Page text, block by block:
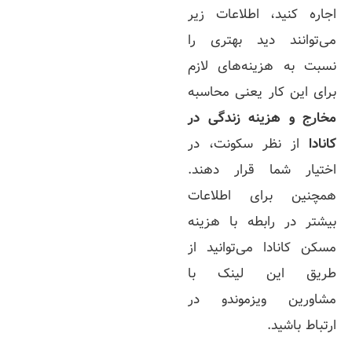
اجاره کنید، اطلاعات زیر
می‌توانند دید بهتری را
نسبت به هزینه‌های لازم
برای این کار یعنی محاسبه
مخارج و هزینه زندگی در
کانادا از نظر سکونت، در
اختیار شما قرار دهند.
همچنین برای اطلاعات
بیشتر در رابطه با هزینه
مسکن کانادا می‌توانید از
طریق این لینک با
مشاورین ویزموندو در
ارتباط باشید.